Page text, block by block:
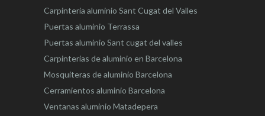
Carpinteria aluminio Sant Cugat del Valles
Puertas aluminio Terrassa
Puertas aluminio Sant cugat del valles
Carpinterias de aluminio en Barcelona
Mosquiteras de aluminio Barcelona
Cerramientos aluminio Barcelona
Ventanas aluminio Matadepera